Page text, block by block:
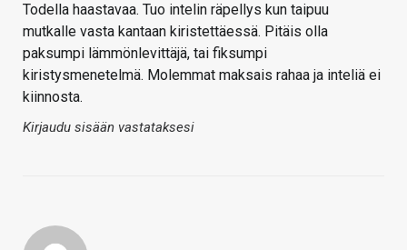
Todella haastavaa. Tuo intelin räpellys kun taipuu
mutkalle vasta kantaan kiristettäessä. Pitäis olla
paksumpi lämmönlevittäjä, tai fiksumpi
kiristysmenetelmä. Molemmat maksais rahaa ja inteliä ei
kiinnosta.
Kirjaudu sisään vastataksesi